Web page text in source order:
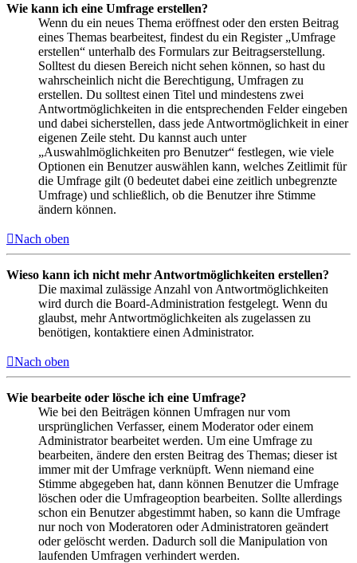
Wie kann ich eine Umfrage erstellen?
Wenn du ein neues Thema eröffnest oder den ersten Beitrag
eines Themas bearbeitest, findest du ein Register „Umfrage
erstellen“ unterhalb des Formulars zur Beitragserstellung.
Solltest du diesen Bereich nicht sehen können, so hast du
wahrscheinlich nicht die Berechtigung, Umfragen zu
erstellen. Du solltest einen Titel und mindestens zwei
Antwortmöglichkeiten in die entsprechenden Felder eingeben
und dabei sicherstellen, dass jede Antwortmöglichkeit in einer
eigenen Zeile steht. Du kannst auch unter
„Auswahlmöglichkeiten pro Benutzer“ festlegen, wie viele
Optionen ein Benutzer auswählen kann, welches Zeitlimit für
die Umfrage gilt (0 bedeutet dabei eine zeitlich unbegrenzte
Umfrage) und schließlich, ob die Benutzer ihre Stimme
ändern können.
Nach oben
Wieso kann ich nicht mehr Antwortmöglichkeiten erstellen?
Die maximal zulässige Anzahl von Antwortmöglichkeiten
wird durch die Board-Administration festgelegt. Wenn du
glaubst, mehr Antwortmöglichkeiten als zugelassen zu
benötigen, kontaktiere einen Administrator.
Nach oben
Wie bearbeite oder lösche ich eine Umfrage?
Wie bei den Beiträgen können Umfragen nur vom
ursprünglichen Verfasser, einem Moderator oder einem
Administrator bearbeitet werden. Um eine Umfrage zu
bearbeiten, ändere den ersten Beitrag des Themas; dieser ist
immer mit der Umfrage verknüpft. Wenn niemand eine
Stimme abgegeben hat, dann können Benutzer die Umfrage
löschen oder die Umfrageoption bearbeiten. Sollte allerdings
schon ein Benutzer abgestimmt haben, so kann die Umfrage
nur noch von Moderatoren oder Administratoren geändert
oder gelöscht werden. Dadurch soll die Manipulation von
laufenden Umfragen verhindert werden.